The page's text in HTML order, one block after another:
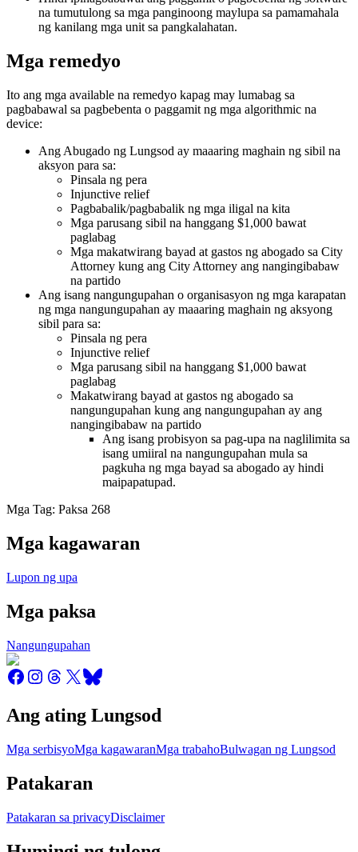
na tumutulong sa mga panginoong maylupa sa pamamahala
ng kanilang mga unit sa pangkalahatan.
Mga remedyo
Ito ang mga available na remedyo kapag may lumabag sa
pagbabawal sa pagbebenta o paggamit ng mga algorithmic na
device:
Ang Abugado ng Lungsod ay maaaring maghain ng sibil na
aksyon para sa:
Pinsala ng pera
Injunctive relief
Pagbabalik/pagbabalik ng mga iligal na kita
Mga parusang sibil na hanggang $1,000 bawat
paglabag
Mga makatwirang bayad at gastos ng abogado sa City
Attorney kung ang City Attorney ang nangingibabaw
na partido
Ang isang nangungupahan o organisasyon ng mga karapatan
ng mga nangungupahan ay maaaring maghain ng aksyong
sibil para sa:
Pinsala ng pera
Injunctive relief
Mga parusang sibil na hanggang $1,000 bawat
paglabag
Makatwirang bayad at gastos ng abogado sa
nangungupahan kung ang nangungupahan ay ang
nangingibabaw na partido
Ang isang probisyon sa pag-upa na naglilimita sa
isang umiiral na nangungupahan mula sa
pagkuha ng mga bayad sa abogado ay hindi
maipapatupad.
Mga Tag: Paksa 268
Mga kagawaran
Lupon ng upa
Mga paksa
Nangungupahan
Ang ating Lungsod
Mga serbisyoMga kagawaranMga trabahoBulwagan ng Lungsod
Patakaran
Patakaran sa privacyDisclaimer